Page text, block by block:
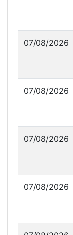
07/08/2026
07/08/2026
07/08/2026
07/08/2026